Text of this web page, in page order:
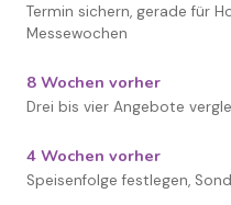
Termin sichern, gerade für
Messewochen
8 Wochen vorher
Drei bis vier Angebote
4 Wochen vorher
Speisenfolge festlegen,